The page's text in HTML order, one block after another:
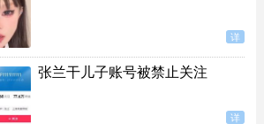
详
张兰干儿子账号被禁止关注
详